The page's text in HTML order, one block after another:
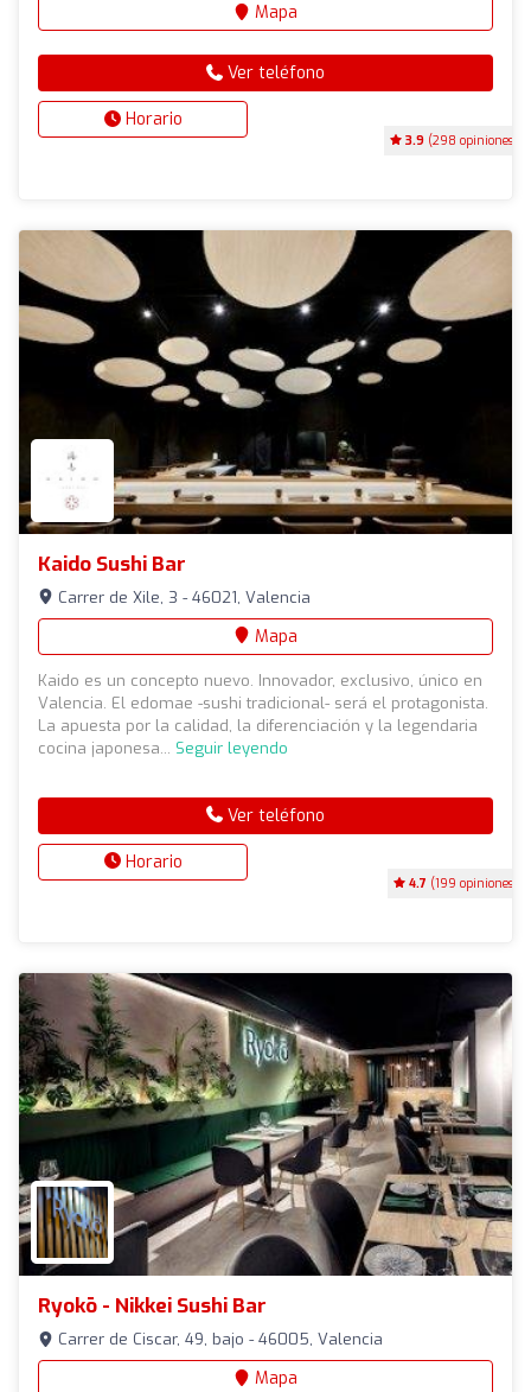
3.9 (298 opiniones)
Mapa
Ver teléfono
Horario
Kaido Sushi Bar
4.7 (199 opiniones)
Carrer de Xile, 3 - 46021, Valencia
Mapa
Kaido es un concepto nuevo. Innovador, exclusivo, único en
Valencia. El edomae -sushi tradicional- será el protagonista.
La apuesta por la calidad, la diferenciación y la legendaria
cocina japonesa... Seguir leyendo
Ver teléfono
Horario
Ryokō - Nikkei Sushi Bar
Carrer de Ciscar, 49, bajo - 46005, Valencia
Mapa